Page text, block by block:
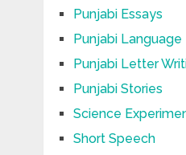
Punjabi Essays
Punjabi Language
Punjabi Letter
Punjabi Stories
Science
Short Speech